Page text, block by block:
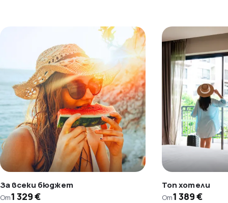
За всеки бюджет
От1 329 €
Топ хотели
От1 389 €